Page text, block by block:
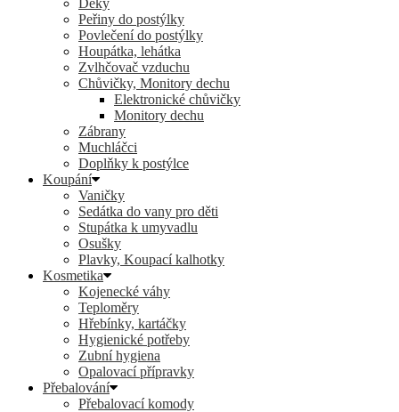
Peřiny do postýlky
Povlečení do postýlky
Houpátka, lehátka
Zvlhčovač vzduchu
Chůvičky, Monitory dechu
Elektronické chůvičky
Monitory dechu
Zábrany
Muchláčci
Doplňky k postýlce
Koupání
Vaničky
Sedátka do vany pro děti
Stupátka k umyvadlu
Osušky
Plavky, Koupací kalhotky
Kosmetika
Kojenecké váhy
Teploměry
Hřebínky, kartáčky
Hygienické potřeby
Zubní hygiena
Opalovací přípravky
Přebalování
Přebalovací komody